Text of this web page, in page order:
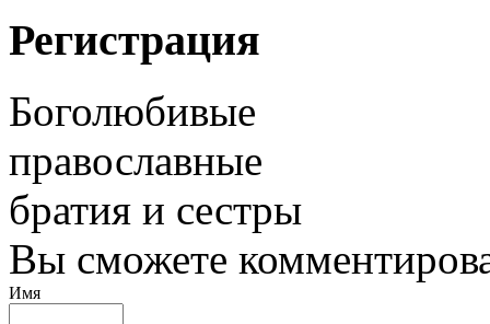
Регистрация
Боголюбивые
православные
братия и сестры
Вы сможете
Имя